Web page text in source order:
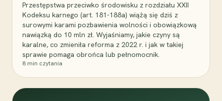
Przestępstwa przeciwko środowisku z rozdziału XXII
Kodeksu karnego (art. 181-188a) wiążą się dziś z
surowymi karami pozbawienia wolności i obowiązkową
nawiązką do 10 mln zł. Wyjaśniamy, jakie czyny są
karalne, co zmieniła reforma z 2022 r. i jak w takiej
sprawie pomaga obrońca lub pełnomocnik.
8 min czytania